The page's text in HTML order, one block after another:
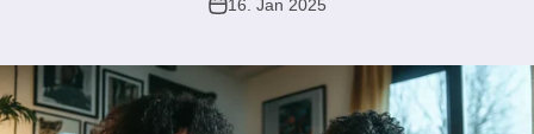
16. Jan 2025